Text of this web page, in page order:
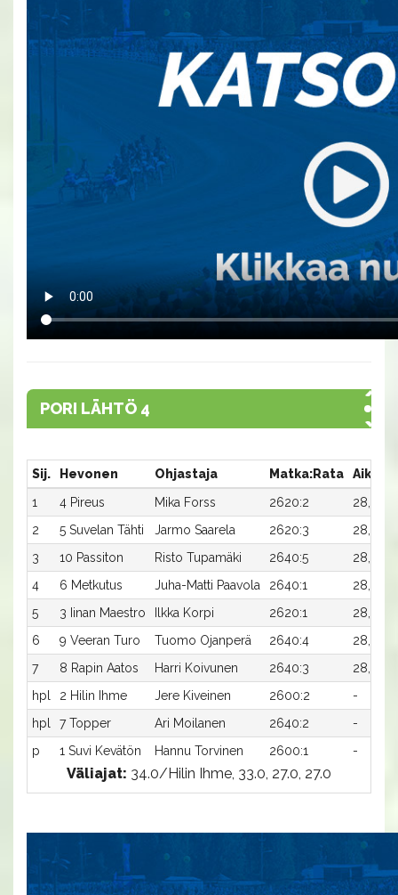
PORI LÄHTÖ 4
Sij. Hevonen Ohjastaja Matka:Rata Aika
1
4 Pireus Mika Forss 2620:2 28,5
2
5 Suvelan Tähti Jarmo Saarela 2620:3 28,6
3
10 Passiton Risto Tupamäki 2640:5 28,0
4
6 Metkutus Juha-Matti Paavola 2640:1 28,1
5
3 Iinan Maestro Ilkka Korpi 2620:1 28,8
6
9 Veeran Turo Tuomo Ojanperä 2640:4 28,3
7
8 Rapin Aatos Harri Koivunen 2640:3 28,5
hpl
2 Hilin Ihme Jere Kiveinen 2600:2 -
hpl
7 Topper Ari Moilanen 2640:2 -
p
1 Suvi Kevätön Hannu Torvinen 2600:1 -
Väliajat: 34.0/Hilin Ihme, 33.0, 27.0, 27.0